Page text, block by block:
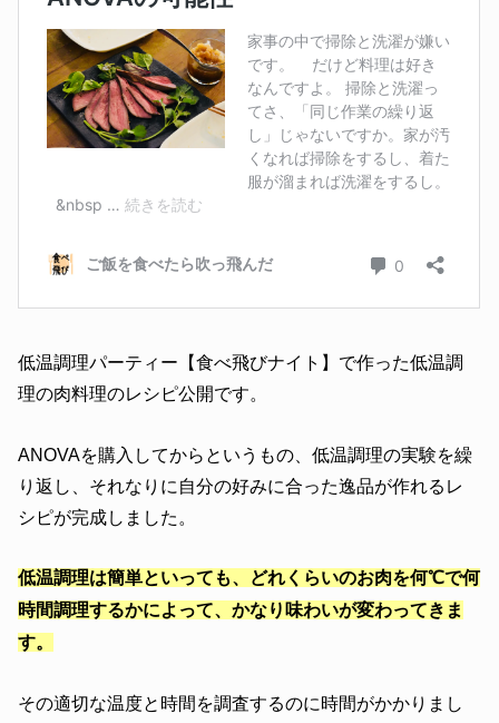
低温調理パーティー【食べ飛びナイト】で作った低温調
理の肉料理のレシピ公開です。
ANOVAを購入してからというもの、低温調理の実験を繰
り返し、それなりに自分の好みに合った逸品が作れるレ
シピが完成しました。
低温調理は簡単といっても、どれくらいのお肉を何℃で何
時間調理するかによって、かなり味わいが変わってきま
す。
その適切な温度と時間を調査するのに時間がかかりまし